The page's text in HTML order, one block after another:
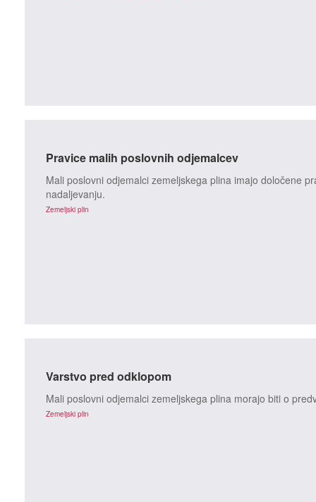
Pravice malih poslovnih odjemalcev
Mali poslovni odjemalci zemeljskega plina imajo določene
nadaljevanju.
Zemeljski plin
Varstvo pred odklopom
Mali poslovni odjemalci zemeljskega plina morajo biti o
Zemeljski plin